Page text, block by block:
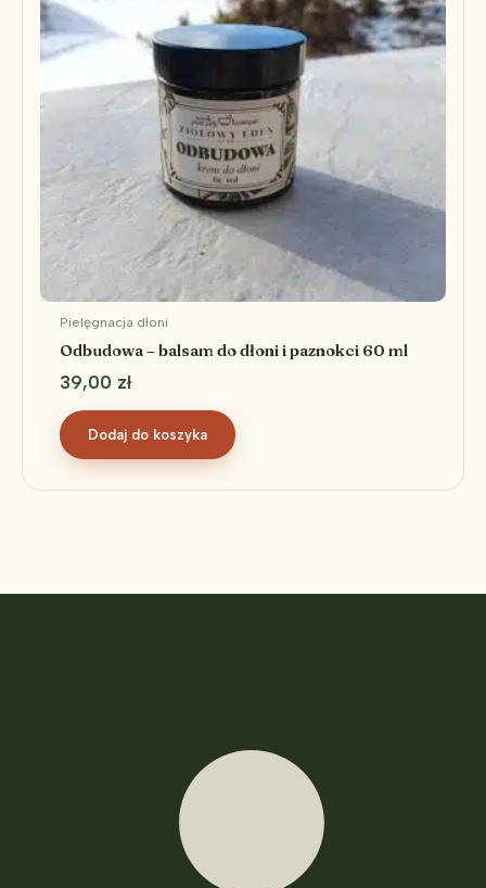
Pielęgnacja dłoni
Odbudowa – balsam do dłoni i paznokci 60 ml
39,00 zł
Dodaj do koszyka